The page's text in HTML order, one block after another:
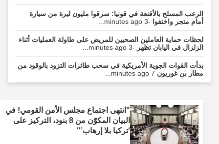
الرعب المسلح بالأقنعة في قونيا: سرقوا مليون ليرة من سيارة
أمام متجر واختفوا-3 minutes ago...
لحظات حماية العاملين الصحيين للمريض على طاولة العمليات أثناء
الزلزال في اليابان تظهر-3 minutes ago...
بدأت القوات الجوية الأمريكية في سحب طائرات التزود بالوقود من
مطار بن غوريون7 minutes ago...
"انتهى اجتماع مجلس الأمن القومي! في
البيان المكوّن من 8 بنود، التركيز على
‘تركيا بلا إرهاب’"